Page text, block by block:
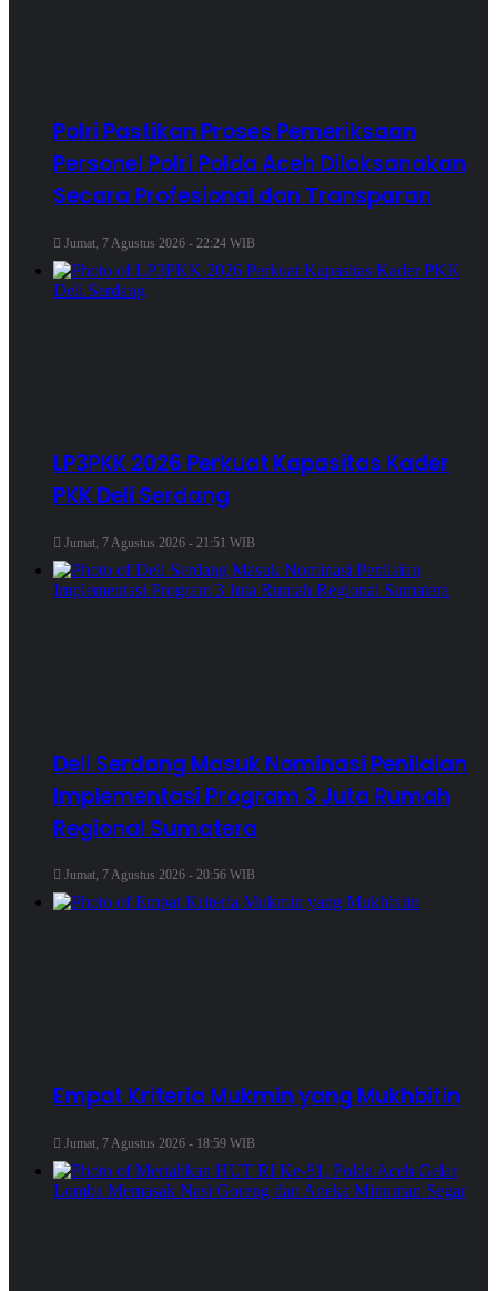
Polri Pastikan Proses Pemeriksaan
Personel Polri Polda Aceh Dilaksanakan
Secara Profesional dan Transparan
Jumat, 7 Agustus 2026 - 22:24 WIB
LP3PKK 2026 Perkuat Kapasitas Kader
PKK Deli Serdang
Jumat, 7 Agustus 2026 - 21:51 WIB
Deli Serdang Masuk Nominasi Penilaian
Implementasi Program 3 Juta Rumah
Regional Sumatera
Jumat, 7 Agustus 2026 - 20:56 WIB
Empat Kriteria Mukmin yang Mukhbitin
Jumat, 7 Agustus 2026 - 18:59 WIB